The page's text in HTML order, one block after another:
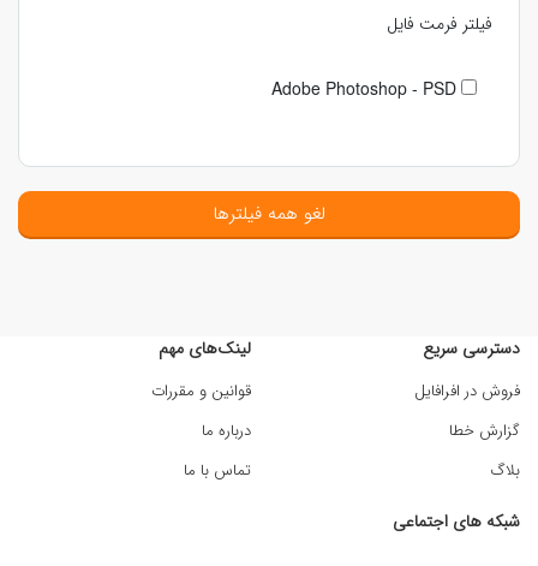
فیلتر فرمت فایل
Adobe Photoshop - PSD
لغو همه فیلترها
دسترسی سریع
فروش در افرافایل
گزارش خطا
بلاگ
لینک‌های مهم
قوانین و مقررات
درباره ما
تماس با ما
شبکه های اجتماعی